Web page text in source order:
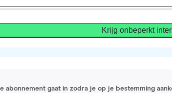
Krijg onbeperkt
abonnement gaat in zodra je op je bestemming